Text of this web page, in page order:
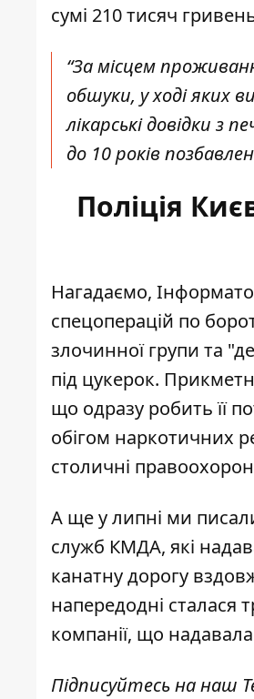
сумі 210 тисяч
“За місцем
обшуки, у ході яких
лікарські довідки з
до 10 років
Поліція
Нагадаємо,
спецоперацій по
злочинної групи та
під цукерок.
що одразу робить її
обігом наркотичних
столичні
А ще у липні ми
служб КМДА, які
канатну дорогу
напередодні сталася
компанії, що
Підписуйтесь на наш